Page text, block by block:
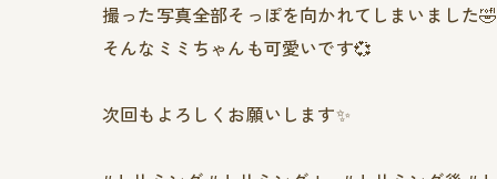
撮った写真全部そっぽを向かれてしまいました🤣
そんなミミちゃんも可愛いです‪💞‬
次回もよろしくお願いします✨